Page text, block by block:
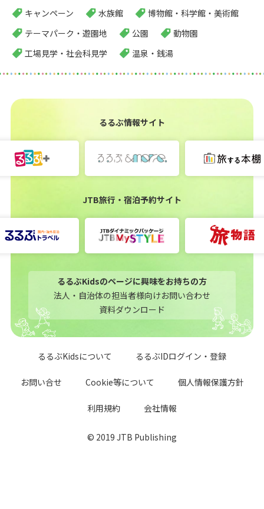
キャンペーン 水族館
博物館・科学館・美術館
テーマパーク・遊園地
公園
動物園
工場見学・社会科見学
温泉・銭湯
るるぶ情報サイト
JTB旅行・宿泊予約サイト
るるぶKidsのページに興味をお持ちの方
法人・自治体の担当者様向けお問い合わせ
資料ダウンロード
るるぶKidsについて るるぶIDログイン・登録
お問い合せ Cookie等について 個人情報保護方針
利用規約 会社情報
© 2019 JTB Publishing